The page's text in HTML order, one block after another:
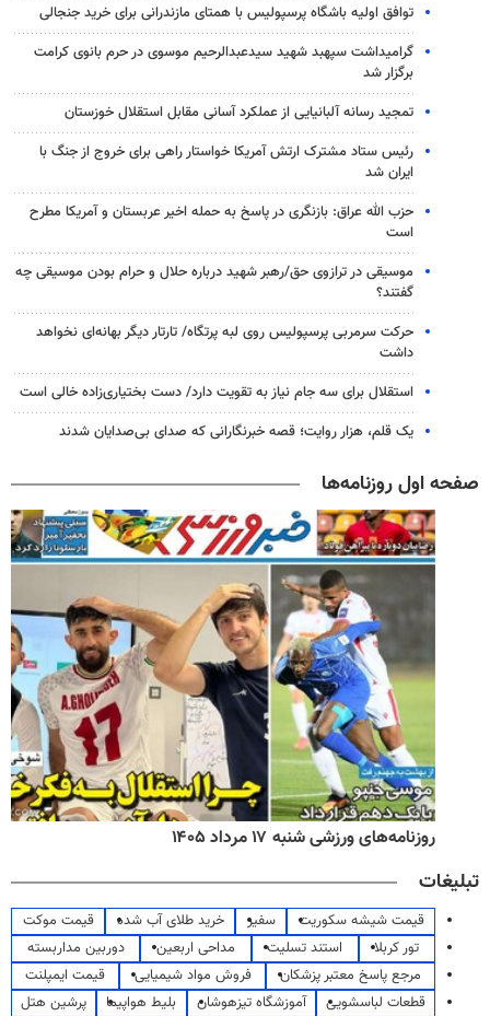
توافق اولیه باشگاه پرسپولیس با همتای مازندرانی برای خرید جنجالی
گرامیداشت سپهبد شهید سیدعبدالرحیم موسوی در حرم بانوی کرامت
برگزار شد
تمجید رسانه آلبانیایی از عملکرد آسانی مقابل استقلال خوزستان
رئیس ستاد مشترک ارتش آمریکا خواستار راهی برای خروج از جنگ با
ایران شد
حزب الله عراق: بازنگری در پاسخ به حمله اخیر عربستان و آمریکا مطرح
است
موسیقی در ترازوی حق/رهبر شهید درباره حلال و حرام بودن موسیقی چه
گفتند؟
حرکت سرمربی پرسپولیس روی لبه پرتگاه/ تارتار دیگر بهانه‌ای نخواهد
داشت
استقلال برای سه جام نیاز به تقویت دارد/ دست بختیاری‌زاده خالی است
یک قلم، هزار روایت؛ قصه خبرنگارانی که صدای بی‌صدایان شدند
صفحه اول روزنامه‌ها
روزنامه‌های ورزشی شنبه ۱۷ مرداد ۱۴۰۵
تبلیغات
قیمت شیشه سکوریت سفیر خرید طلای آب شده
قیمت موکت
تور کربلا
استند تسلیت مداحی اربعین
دوربین مداربسته
مرجع پاسخ معتبر پزشکان
فروش مواد شیمیایی
قیمت ایمپلنت
قطعات لباسشویی
آموزشگاه تیزهوشان بلیط هواپیما
پرشین هتل